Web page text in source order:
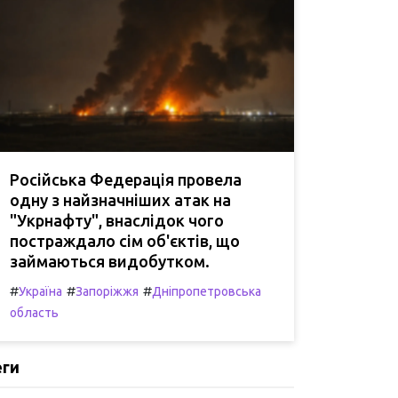
Російська Федерація провела
одну з найзначніших атак на
"Укрнафту", внаслідок чого
постраждало сім об'єктів, що
займаються видобутком.
#Україна #Запоріжжя #Дніпропетровська
область